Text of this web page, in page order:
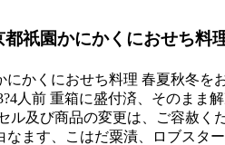
祇園かにかくにおせち料
にかくにおせち料理 春夏秋冬
人前 重箱に盛付済、そのま
及び商品の変更は、ご容赦
ます、こはだ粟漬、ロブス